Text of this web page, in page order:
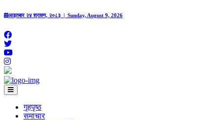
आइतबार २४ श्रावण, २०८३ | Sunday, August 9, 2026
गृहपृष्‍ठ
समाचार